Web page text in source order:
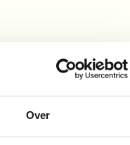
Over
meer rust,
In deze groep in
ervaringen met
op je dagelijks